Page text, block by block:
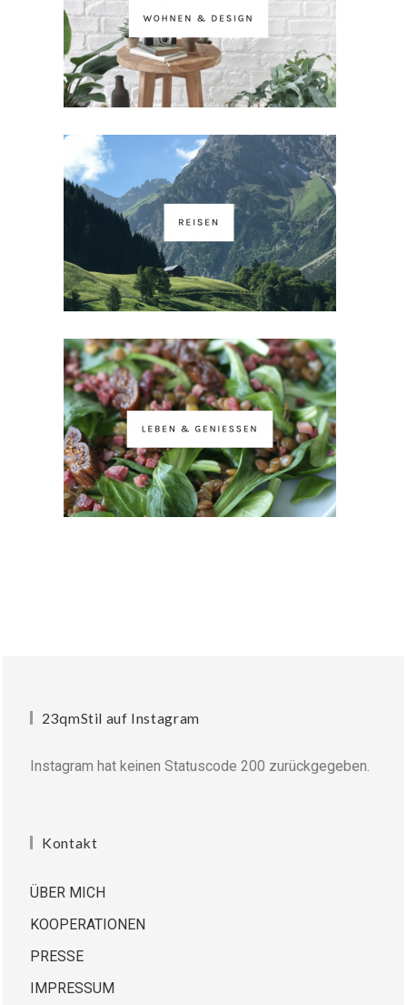
23qmStil auf Instagram
Instagram hat keinen Statuscode 200 zurückgegeben.
Kontakt
ÜBER MICH
KOOPERATIONEN
PRESSE
IMPRESSUM